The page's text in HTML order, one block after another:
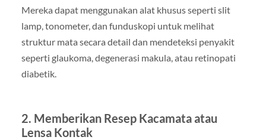
Mereka dapat menggunakan alat khusus seperti slit
lamp, tonometer, dan funduskopi untuk melihat
struktur mata secara detail dan mendeteksi penyakit
seperti glaukoma, degenerasi makula, atau retinopati
diabetik.
2. Memberikan Resep Kacamata atau
Lensa Kontak